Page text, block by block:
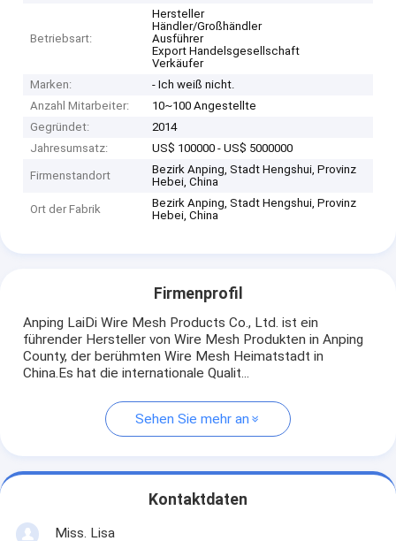
Betriebsart:
Hersteller
Händler/Großhändler
Ausführer
Export Handelsgesellschaft
Verkäufer
Marken:
- Ich weiß nicht.
Anzahl Mitarbeiter:
10~100 Angestellte
Gegründet:
2014
Jahresumsatz:
US$ 100000 - US$ 5000000
Firmenstandort
Bezirk Anping, Stadt Hengshui, Provinz
Hebei, China
Ort der Fabrik
Bezirk Anping, Stadt Hengshui, Provinz
Hebei, China
Firmenprofil
Anping LaiDi Wire Mesh Products Co., Ltd. ist ein
führender Hersteller von Wire Mesh Produkten in Anping
County, der berühmten Wire Mesh Heimatstadt in
China.Es hat die internationale Qualit...
Sehen Sie mehr an
Kontaktdaten
Miss. Lisa